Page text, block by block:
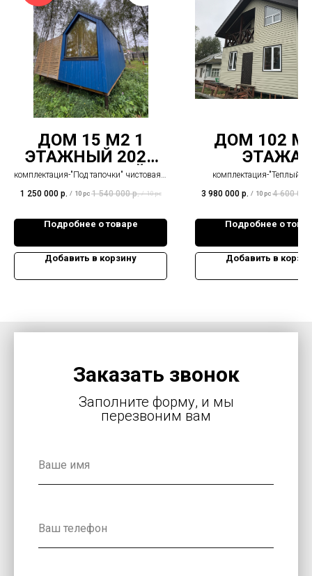
ДОМ 15 М2 1
ЭТАЖНЫЙ 2025
МОДУЛЬНЫЙ
комплектация-"Под тапочки" чистовая с
техники.
Сельская ипотека за 3%, семейная
1 250 000 р. / 10 pc 1 540 000 р. / 10 pc
Подробнее о товаре
Добавить в корзину
ДОМ 102
ЭТАЖА
комплектация-"Теплый
5.3%
3 980 000 р. / 10 pc 4 600 000
Подробнее о
Добавить в
Заказать звонок
Заполните форму, и мы
перезвоним вам